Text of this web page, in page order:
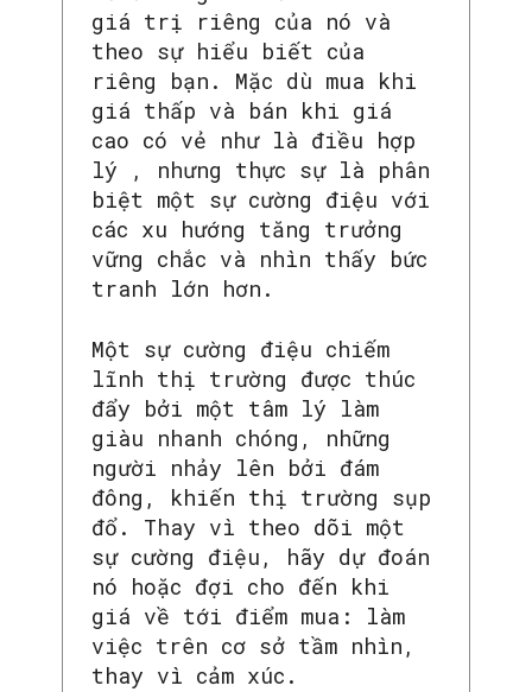
SEARCH...
giá trị riêng của nó và
theo sự hiểu biết của
riêng bạn. Mặc dù mua khi
giá thấp và bán khi giá
cao có vẻ như là điều hợp
lý , nhưng thực sự là phân
biệt một sự cường điệu với
các xu hướng tăng trưởng
vững chắc và nhìn thấy bức
tranh lớn hơn.
Một sự cường điệu chiếm
lĩnh thị trường được thúc
đẩy bởi một tâm lý làm
giàu nhanh chóng, những
người nhảy lên bởi đám
đông, khiến thị trường sụp
đổ. Thay vì theo dõi một
sự cường điệu, hãy dự đoán
nó hoặc đợi cho đến khi
giá về tới điểm mua: làm
việc trên cơ sở tầm nhìn,
thay vì cảm xúc.